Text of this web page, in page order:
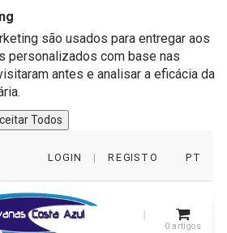
são usados para entregar aos
personalizados com base nas
antes e analisar a eficácia da
Todos
LOGIN | REGISTO PT
0 artigos